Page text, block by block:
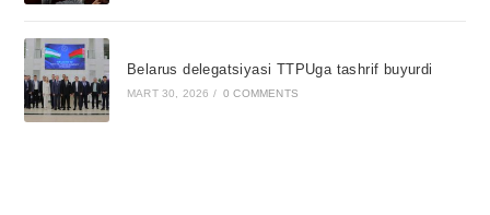
Belarus delegatsiyasi TTPUga tashrif buyurdi
MART 30, 2026 / 0 COMMENTS